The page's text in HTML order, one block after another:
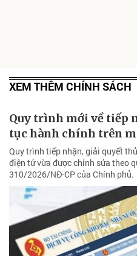
XEM THÊM CHÍNH SÁCH
Quy trình mới về tiếp
tục hành chính trên
Quy trình tiếp nhận, giải quyết
điện tử vừa được chỉnh sửa theo
310/2026/NĐ-CP của Chính phủ.